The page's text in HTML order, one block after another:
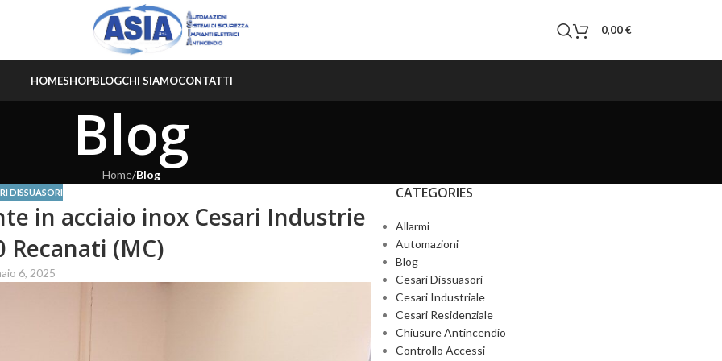
0,00€
HOMESHOPBLOGCHI SIAMOCONTATTI
Blog
Home/Blog
DISSUASORI
in acciaio inox Cesari Industrie
Recanati (MC)
6, 2025
CATEGORIES
Allarmi
Automazioni
Blog
Cesari Dissuasori
Cesari Industriale
Cesari Residenziale
Chiusure Antincendio
Controllo Accessi